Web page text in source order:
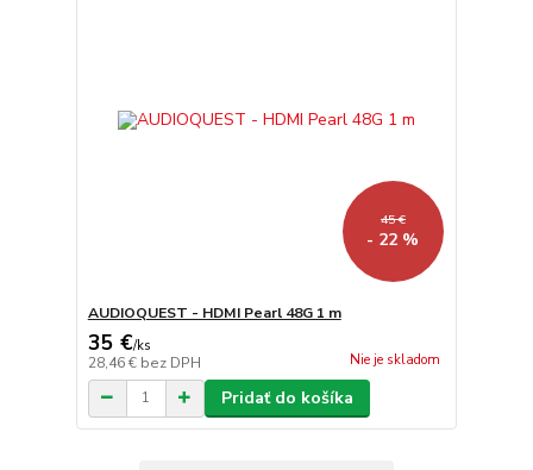
45 €
- 22 %
AUDIOQUEST - HDMI Pearl 48G 1 m
35 €/ks
28,46 € bez DPH Nie je skladom
Pridať do košíka